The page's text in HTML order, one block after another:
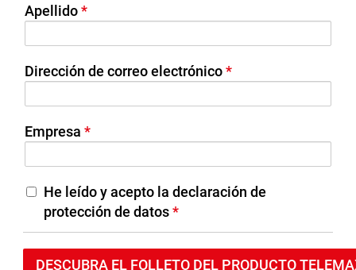
Apellido
Dirección de correo electrónico
Empresa
He leído y acepto la declaración de
protección de datos